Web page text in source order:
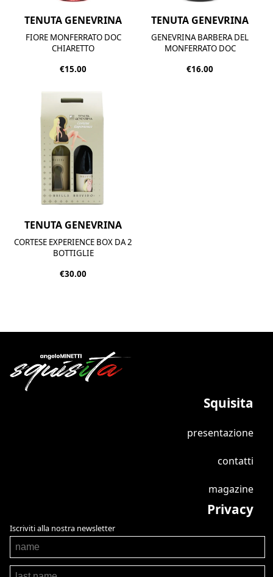
TENUTA GENEVRINA
FIORE MONFERRATO DOC
CHIARETTO
€15.00
TENUTA GENEVRINA
GENEVRINA BARBERA DEL
MONFERRATO DOC
€16.00
TENUTA GENEVRINA
CORTESE EXPERIENCE BOX DA 2
BOTTIGLIE
€30.00
Squisita
presentazione
contatti
magazine
Privacy
Iscriviti alla nostra newsletter